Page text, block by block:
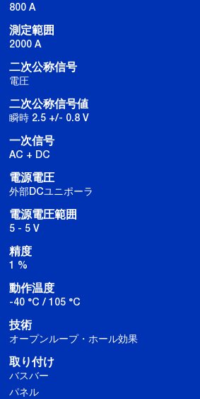
800 A
測定範囲
2000 A
二次公称信号
電圧
二次公称信号値
瞬時 2.5 +/- 0.8 V
一次信号
AC + DC
電源電圧
外部DCユニポーラ
電源電圧範囲
5 - 5 V
精度
1 %
動作温度
-40 °C / 105 °C
技術
オープンループ・ホール効果
取り付け
バスバー
パネル